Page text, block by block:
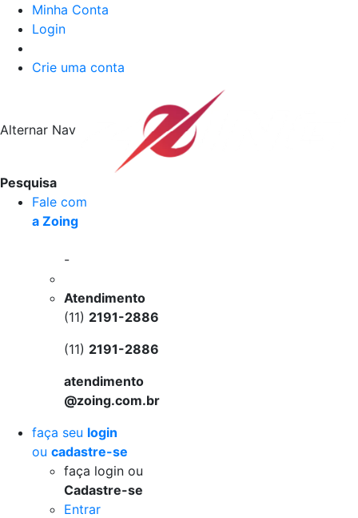
Minha Conta
Login
Crie uma conta
Alternar Nav
Pesquisa
Fale com
a Zoing
-
Atendimento
(11) 2191-2886
(11) 2191-2886
atendimento
@zoing.com.br
faça seu login
ou cadastre-se
faça login ou
Cadastre-se
Entrar